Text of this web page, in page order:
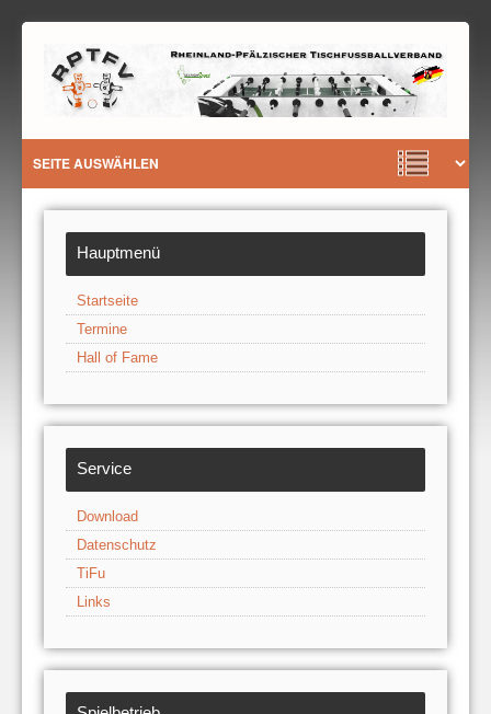
Hauptmenü
Startseite
Termine
Hall of Fame
Service
Download
Datenschutz
TiFu
Links